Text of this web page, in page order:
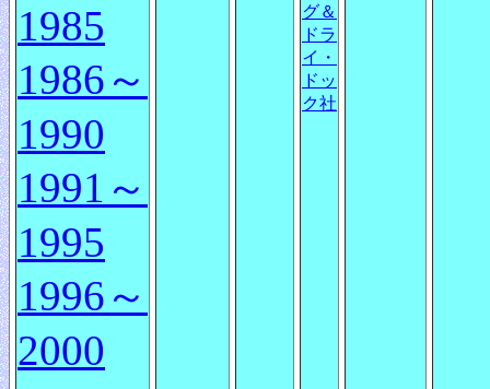
1985
1986～
1990
1991～
1995
1996～
2000
グ＆
ドラ
イ・
ドッ
ク社